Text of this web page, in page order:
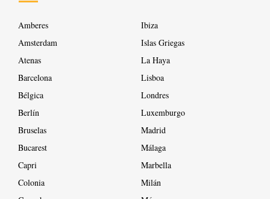
Amberes
Amsterdam
Atenas
Barcelona
Bélgica
Berlín
Bruselas
Bucarest
Capri
Colonia
Ibiza
Islas Griegas
La Haya
Lisboa
Londres
Luxemburgo
Madrid
Málaga
Marbella
Milán